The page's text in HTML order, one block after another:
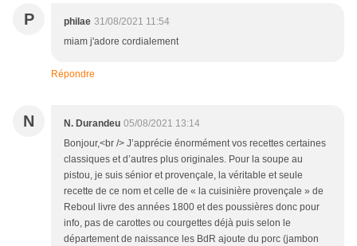
P philae 31/08/2021 11:54
miam j'adore cordialement
Répondre
N N. Durandeu 05/08/2021 13:14
Bonjour,<br /> J’apprécie énormément vos recettes certaines
classiques et d’autres plus originales. Pour la soupe au
pistou, je suis sénior et provençale, la véritable et seule
recette de ce nom et celle de « la cuisinière provençale » de
Reboul livre des années 1800 et des poussières donc pour
info, pas de carottes ou courgettes déjà puis selon le
département de naissance les BdR ajoute du porc (jambon